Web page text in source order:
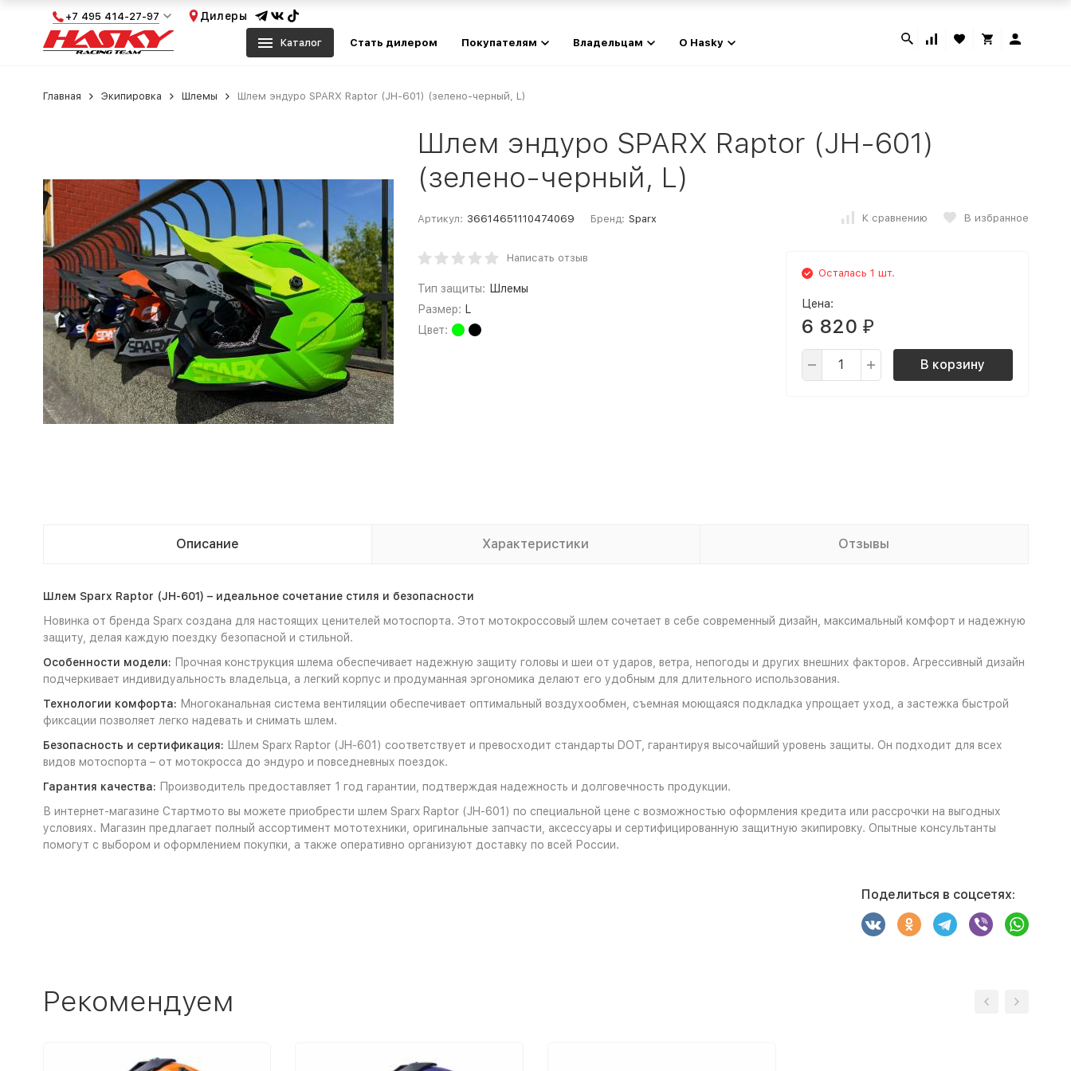
+7 495 414-27-97 Дилеры
Каталог Стать дилером Покупателям Владельцам О Hasky
Главная Экипировка Шлемы Шлем эндуро SPARX Raptor (JH-601) (зелено-черный, L)
Шлем эндуро SPARX Raptor (JH-601)
(зелено-черный, L)
Артикул: 36614651110474069 Бренд: Sparx К сравнению В избранное
Написать отзыв
Тип защиты: Шлемы
Размер: L
Цвет:
Осталась 1 шт.
Цена:
6 820 ₽
В корзину
Описание Характеристики Отзывы
Шлем Sparx Raptor (JH-601) – идеальное сочетание стиля и безопасности
Новинка от бренда Sparx создана для настоящих ценителей мотоспорта. Этот мотокроссовый шлем сочетает в себе современный дизайн, максимальный комфорт и надежную
защиту, делая каждую поездку безопасной и стильной.
Особенности модели: Прочная конструкция шлема обеспечивает надежную защиту головы и шеи от ударов, ветра, непогоды и других внешних факторов. Агрессивный дизайн
подчеркивает индивидуальность владельца, а легкий корпус и продуманная эргономика делают его удобным для длительного использования.
Технологии комфорта: Многоканальная система вентиляции обеспечивает оптимальный воздухообмен, съемная моющаяся подкладка упрощает уход, а застежка быстрой
фиксации позволяет легко надевать и снимать шлем.
Безопасность и сертификация: Шлем Sparx Raptor (JH-601) соответствует и превосходит стандарты DOT, гарантируя высочайший уровень защиты. Он подходит для всех
видов мотоспорта – от мотокросса до эндуро и повседневных поездок.
Гарантия качества: Производитель предоставляет 1 год гарантии, подтверждая надежность и долговечность продукции.
В интернет-магазине Стартмото вы можете приобрести шлем Sparx Raptor (JH-601) по специальной цене с возможностью оформления кредита или рассрочки на выгодных
условиях. Магазин предлагает полный ассортимент мототехники, оригинальные запчасти, аксессуары и сертифицированную защитную экипировку. Опытные консультанты
помогут с выбором и оформлением покупки, а также оперативно организуют доставку по всей России.
Поделиться в соцсетях:
Рекомендуем